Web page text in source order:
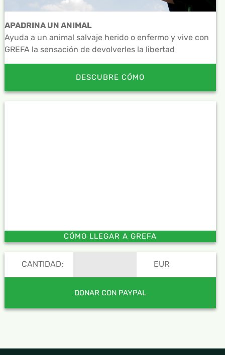
APADRINA UN ANIMAL
Ayuda a un animal salvaje herido o enfermo y vive con
GREFA la sensación de devolverles la libertad
DESCUBRE CÓMO
CÓMO LLEGAR A GREFA
CANTIDAD: EUR